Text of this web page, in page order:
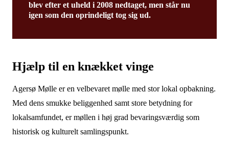
blev efter et uheld i 2008 nedtaget, men står nu
igen som den oprindeligt tog sig ud.
Hjælp til en knækket vinge
Agersø Mølle er en velbevaret mølle med stor lokal opbakning.
Med dens smukke beliggenhed samt store betydning for
lokalsamfundet, er møllen i høj grad bevaringsværdig som
historisk og kulturelt samlingspunkt.